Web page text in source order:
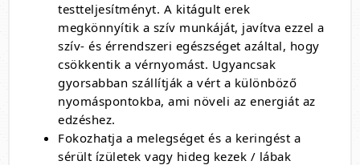
testteljesítményt. A kitágult erek
megkönnyítik a szív munkáját, javítva ezzel a
szív- és érrendszeri egészséget azáltal, hogy
csökkentik a vérnyomást. Ugyancsak
gyorsabban szállítják a vért a különböző
nyomáspontokba, ami növeli az energiát az
edzéshez.
Fokozhatja a melegséget és a keringést a
sérült ízületek vagy hideg kezek / lábak